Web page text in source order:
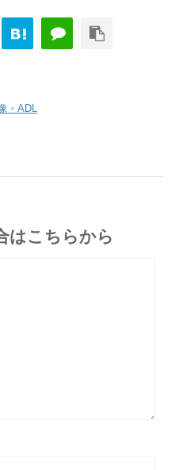
・ADL
はこちらから